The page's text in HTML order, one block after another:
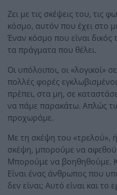
Ζει με τις σκέψεις του, τις
κόσμο, αυτόν που έχει στο
Έναν κόσμο που είναι δικός
τα πράγματα που θέλει.
Οι υπόλοιποι, οι «λογικοί»
πολλές φορές
πρέπει, στα μη, σε
να πάμε παρακάτω. Απλώς
προχωράμε.
Με τη σκέψη του «τρελού»,
σκέψη, μπορούμε να
Μπορούμε να βοηθηθούμε.
Είναι ένας άνθρωπος που
δεν είναι; Αυτό είναι και